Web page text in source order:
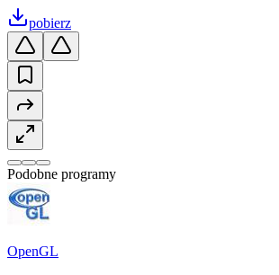
pobierz
Podobne programy
OpenGL